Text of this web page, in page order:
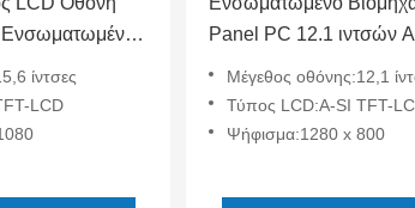
Ενσωματωμένο
ίντσες
LCD
Panel PC 12.1 ιντσών
Χωρητικό
Μέγεθος οθόνης:12,1
Τύπος LCD:A-SI TFT-
Ψήφισμα:1280 x 800